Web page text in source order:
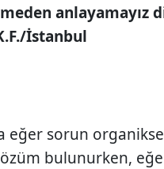
anlayamayız
İstanbul
eğer sorun
bulunurken,